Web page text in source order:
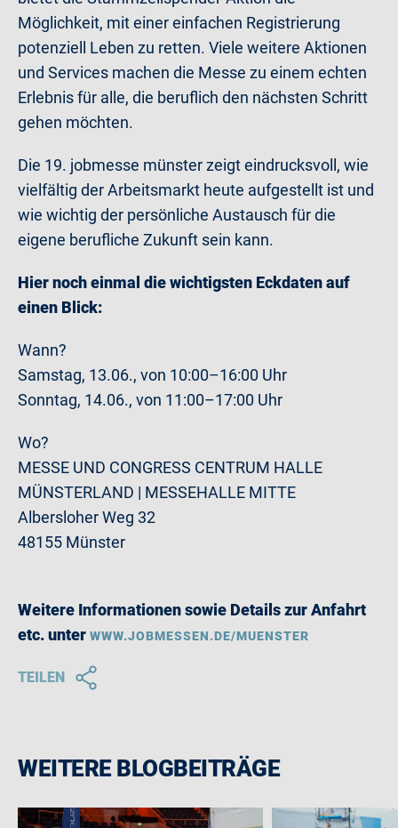
Möglichkeit, mit einer einfachen Registrierung
potenziell Leben zu retten. Viele weitere Aktionen
und Services machen die Messe zu einem echten
Erlebnis für alle, die beruflich den nächsten Schritt
gehen möchten.
Die 19. jobmesse münster zeigt eindrucksvoll, wie
vielfältig der Arbeitsmarkt heute aufgestellt ist und
wie wichtig der persönliche Austausch für die
eigene berufliche Zukunft sein kann.
Hier noch einmal die wichtigsten Eckdaten auf
einen Blick:
Wann?
Samstag, 13.06., von 10:00–16:00 Uhr
Sonntag, 14.06., von 11:00–17:00 Uhr
Wo?
MESSE UND CONGRESS CENTRUM HALLE
MÜNSTERLAND | MESSEHALLE MITTE
Albersloher Weg 32
48155 Münster
Weitere Informationen sowie Details zur Anfahrt
etc. unter WWW.JOBMESSEN.DE/MUENSTER
TEILEN
WEITERE BLOGBEITRÄGE